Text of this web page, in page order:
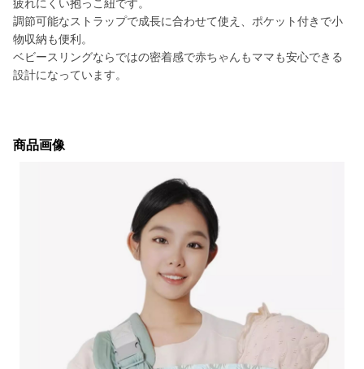
疲れにくい抱っこ紐です。
調節可能なストラップで成長に合わせて使え、ポケット付きで小
物収納も便利。
ベビースリングならではの密着感で赤ちゃんもママも安心できる
設計になっています。
商品画像